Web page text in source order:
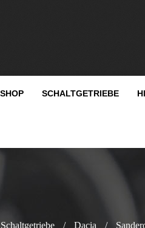
SCHALTGETRIEBE
Schaltgetriebe / Dacia /